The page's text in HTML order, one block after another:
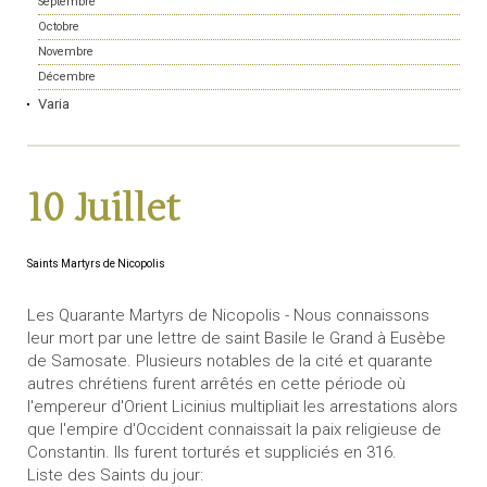
Octobre
Novembre
Décembre
Varia
10 Juillet
Saints Martyrs de Nicopolis
Les Quarante Martyrs de Nicopolis - Nous connaissons
leur mort par une lettre de saint Basile le Grand à Eusèbe
de Samosate. Plusieurs notables de la cité et quarante
autres chrétiens furent arrêtés en cette période où
l'empereur d'Orient Licinius multipliait les arrestations alors
que l'empire d'Occident connaissait la paix religieuse de
Constantin. Ils furent torturés et suppliciés en 316.
Liste des Saints du jour: